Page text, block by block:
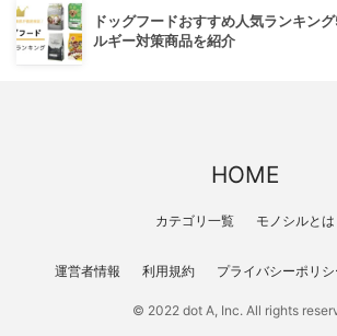
ドッグフードおすすめ人気ランキン
ルギー対策商品を紹介
HOME
カテゴリ一覧 モノシルとは
運営者情報 利用規約 プライバシーポリシ
© 2022 dot A, Inc. All rights